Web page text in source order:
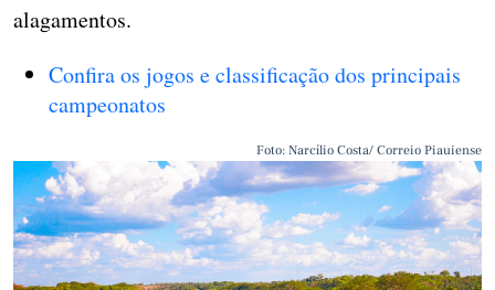
alagamentos.
Confira os jogos e classificação dos principais
campeonatos
Foto: Narcílio Costa/ Correio Piauiense